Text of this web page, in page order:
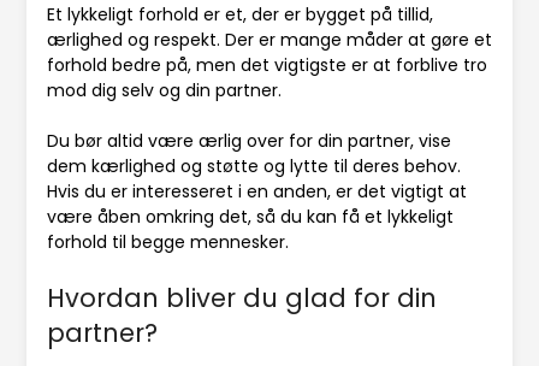
Et lykkeligt forhold er et, der er bygget på tillid,
ærlighed og respekt. Der er mange måder at gøre et
forhold bedre på, men det vigtigste er at forblive tro
mod dig selv og din partner.
Du bør altid være ærlig over for din partner, vise
dem kærlighed og støtte og lytte til deres behov.
Hvis du er interesseret i en anden, er det vigtigt at
være åben omkring det, så du kan få et lykkeligt
forhold til begge mennesker.
Hvordan bliver du glad for din
partner?